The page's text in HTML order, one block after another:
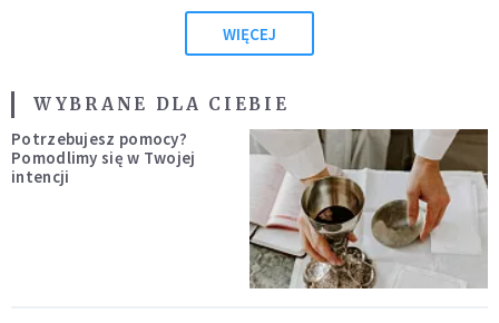
WIĘCEJ
WYBRANE DLA CIEBIE
Potrzebujesz pomocy?
Pomodlimy się w Twojej
intencji